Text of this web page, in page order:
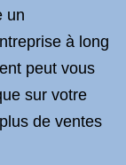
un
à long
peut vous
sur votre
de ventes